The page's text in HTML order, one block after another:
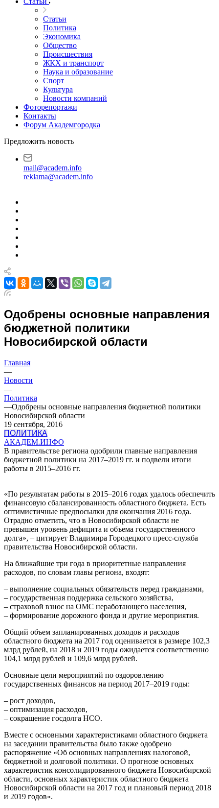
Статьи
Политика
Экономика
Общество
Происшествия
ЖКХ и транспорт
Наука и образование
Спорт
Культура
Новости компаний
Фоторепортажи
Контакты
Форум Академгородка
Предложить новость
mail@academ.info
reklama@academ.info
Одобрены основные направления
бюджетной политики
Новосибирской области
Главная
—
Новости
—
Политика
—Одобрены основные направления бюджетной политики
Новосибирской области
19 сентября, 2016
ПОЛИТИКА
АКАДЕМ.ИНФО
В правительстве региона одобрили главные направления
бюджетной политики на 2017–2019 гг. и подвели итоги
работы в 2015–2016 гг.
«По результатам работы в 2015–2016 годах удалось обеспечить
финансовую сбалансированность областного бюджета. Есть
оптимистичные предпосылки для окончания 2016 года.
Отрадно отметить, что в Новосибирской области не
превышен уровень дефицита и объема государственного
долга», – цитирует Владимира Городецкого пресс-служба
правительства Новосибирской области.
На ближайшие три года в приоритетные направления
расходов, по словам главы региона, входят:
– выполнение социальных обязательств перед гражданами,
– государственная поддержка сельского хозяйства,
– страховой взнос на ОМС неработающего населения,
– формирование дорожного фонда и другие мероприятия.
Общий объем запланированных доходов и расходов
областного бюджета на 2017 год оценивается в размере 102,3
млрд рублей, на 2018 и 2019 годы ожидается соответственно
104,1 млрд рублей и 109,6 млрд рублей.
Основные цели мероприятий по оздоровлению
государственных финансов на период 2017–2019 годы:
– рост доходов,
– оптимизация расходов,
– сокращение госдолга НСО.
Вместе с основными характеристиками областного бюджета
на заседании правительства было также одобрено
распоряжение «Об основных направлениях налоговой,
бюджетной и долговой политики. О прогнозе основных
характеристик консолидированного бюджета Новосибирской
области, основных характеристик областного бюджета
Новосибирской области на 2017 год и плановый период 2018
и 2019 годов».